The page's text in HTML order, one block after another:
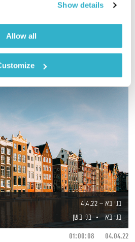
Show details
Allow all
כיצד הן משרתות אותנו ואיך אפשר
אודיו
בני בא – 4.4.22
בני בא
בני בשן
04.04.22
01:00:08